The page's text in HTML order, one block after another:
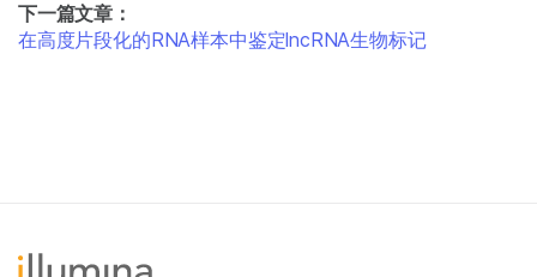
下一篇文章：
在高度片段化的RNA样本中鉴定lncRNA生物标记